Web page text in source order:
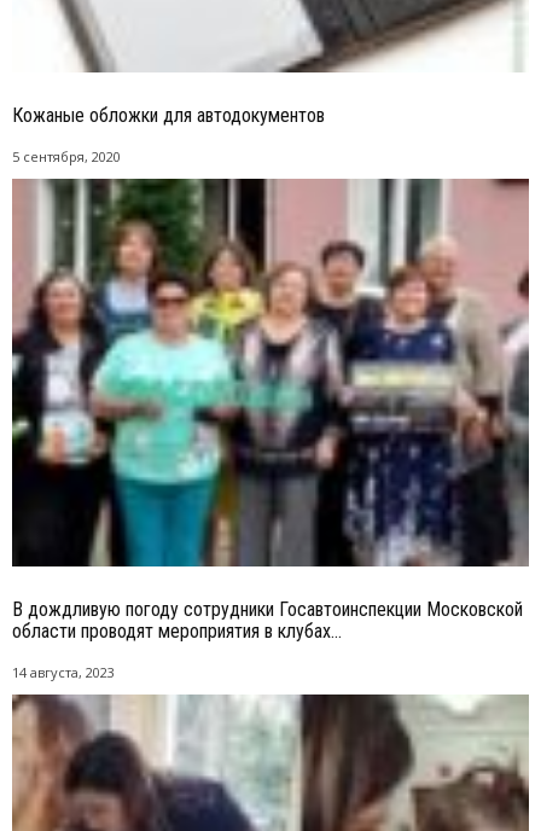
Кожаные обложки для автодокументов
5 сентября, 2020
В дождливую погоду сотрудники Госавтоинспекции Московской
области проводят мероприятия в клубах...
14 августа, 2023